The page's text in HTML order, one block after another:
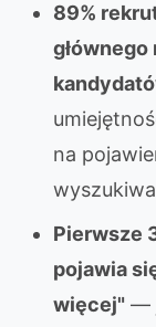
89%
na
Pierwsze
pojawia
więcej" —